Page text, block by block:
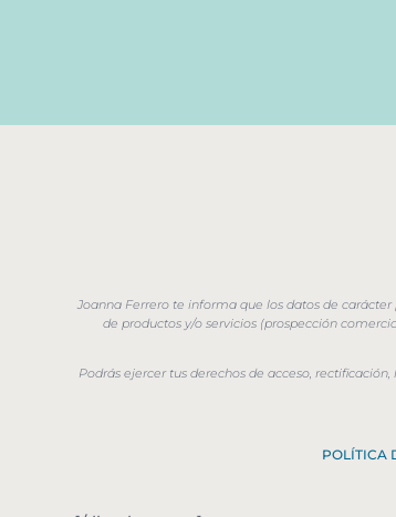
Joanna Ferrero te informa que los datos de
de productos y/o servicios (prospección
Podrás ejercer tus derechos de acceso,
POLÍTICA